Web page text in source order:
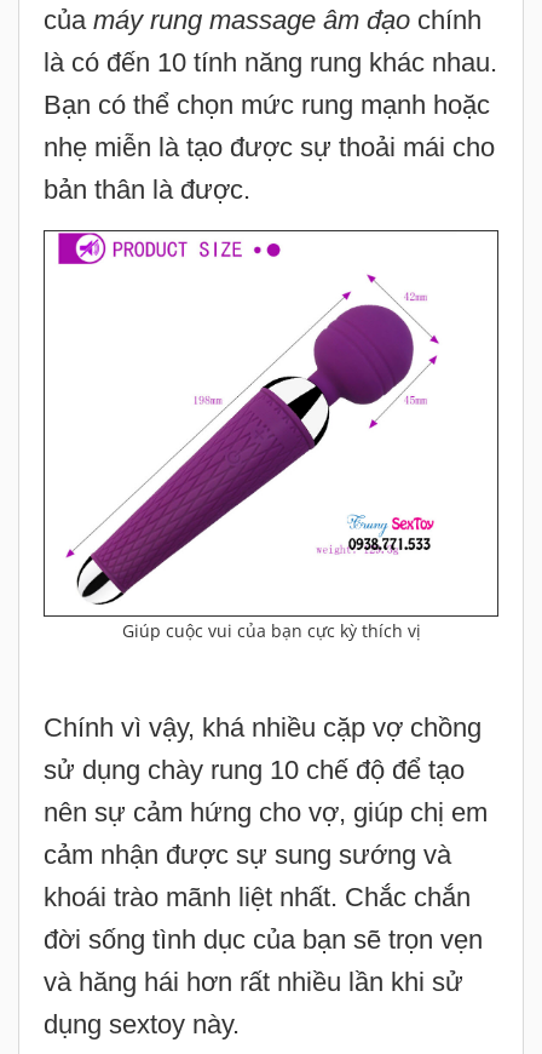
của máy rung massage âm đạo chính
là có đến 10 tính năng rung khác nhau.
Bạn có thể chọn mức rung mạnh hoặc
nhẹ miễn là tạo được sự thoải mái cho
bản thân là được.
Giúp cuộc vui của bạn cực kỳ thích vị
Chính vì vậy, khá nhiều cặp vợ chồng
sử dụng chày rung 10 chế độ để tạo
nên sự cảm hứng cho vợ, giúp chị em
cảm nhận được sự sung sướng và
khoái trào mãnh liệt nhất. Chắc chắn
đời sống tình dục của bạn sẽ trọn vẹn
và hăng hái hơn rất nhiều lần khi sử
dụng sextoy này.